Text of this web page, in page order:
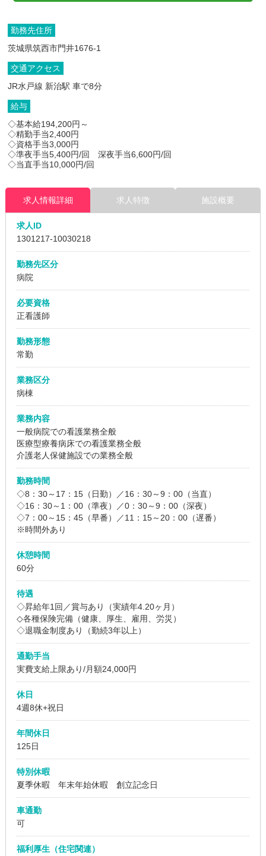
勤務先住所
茨城県筑西市門井1676-1
交通アクセス
JR水戸線 新治駅 車で8分
給与
◇基本給194,200円～
◇精勤手当2,400円
◇資格手当3,000円
◇準夜手当5,400円/回 深夜手当6,600円/回
◇当直手当10,000円/回
求人情報詳細 求人特徴 施設概要
求人ID
1301217-10030218
勤務先区分
病院
必要資格
正看護師
勤務形態
常勤
業務区分
病棟
業務内容
一般病院での看護業務全般
医療型療養病床での看護業務全般
介護老人保健施設での業務全般
勤務時間
◇8：30～17：15（日勤）／16：30～9：00（当直）
◇16：30～1：00（準夜）／0：30～9：00（深夜）
◇7：00～15：45（早番）／11：15～20：00（遅番）
※時間外あり
休憩時間
60分
待遇
◇昇給年1回／賞与あり（実績年4.20ヶ月）
◇各種保険完備（健康、厚生、雇用、労災）
◇退職金制度あり（勤続3年以上）
通勤手当
実費支給上限あり/月額24,000円
休日
4週8休+祝日
年間休日
125日
特別休暇
夏季休暇 年末年始休暇 創立記念日
車通勤
可
福利厚生（住宅関連）